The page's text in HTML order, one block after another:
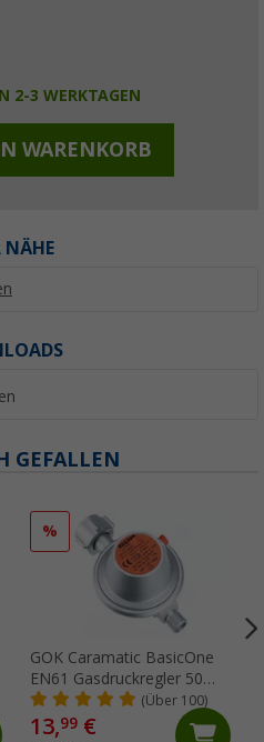
2-3 WERKTAGEN
WARENKORB
NÄHE
GEFALLEN
%
GOK Caramatic BasicOne
EN61 Gasdruckregler 50
mbar KLF x G 1/4 LH-KN
(Über 100)
13,99€